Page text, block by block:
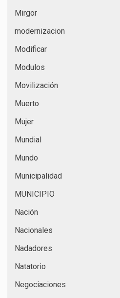
Mirgor
modernizacion
Modificar
Modulos
Movilización
Muerto
Mujer
Mundial
Mundo
Municipalidad
MUNICIPIO
Nación
Nacionales
Nadadores
Natatorio
Negociaciones